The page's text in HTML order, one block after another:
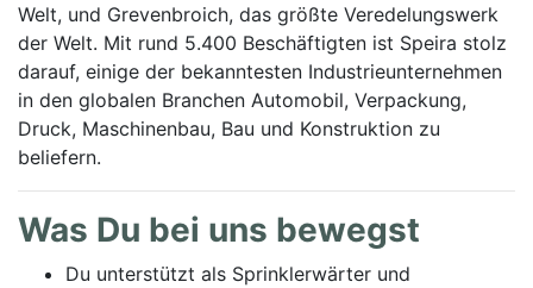
Welt, und Grevenbroich, das größte Veredelungswerk
der Welt. Mit rund 5.400 Beschäftigten ist Speira stolz
darauf, einige der bekanntesten Industrieunternehmen
in den globalen Branchen Automobil, Verpackung,
Druck, Maschinenbau, Bau und Konstruktion zu
beliefern.
Was Du bei uns bewegst
Du unterstützt als Sprinklerwärter und